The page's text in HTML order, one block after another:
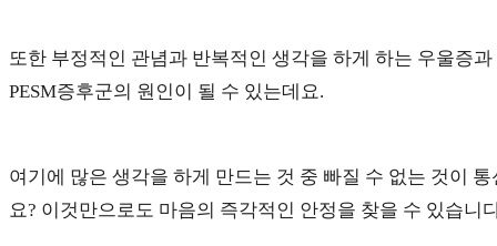
또한 부정적인 관념과 반복적인 생각을 하게 하는 우울증
PESM증후군의 원인이 될 수 있는데요.
여기에 많은 생각을 하게 만드는 것 중 빠질 수 없는 것이
요? 이것만으로도 마음의 즉각적인 안정을 찾을 수 있습니